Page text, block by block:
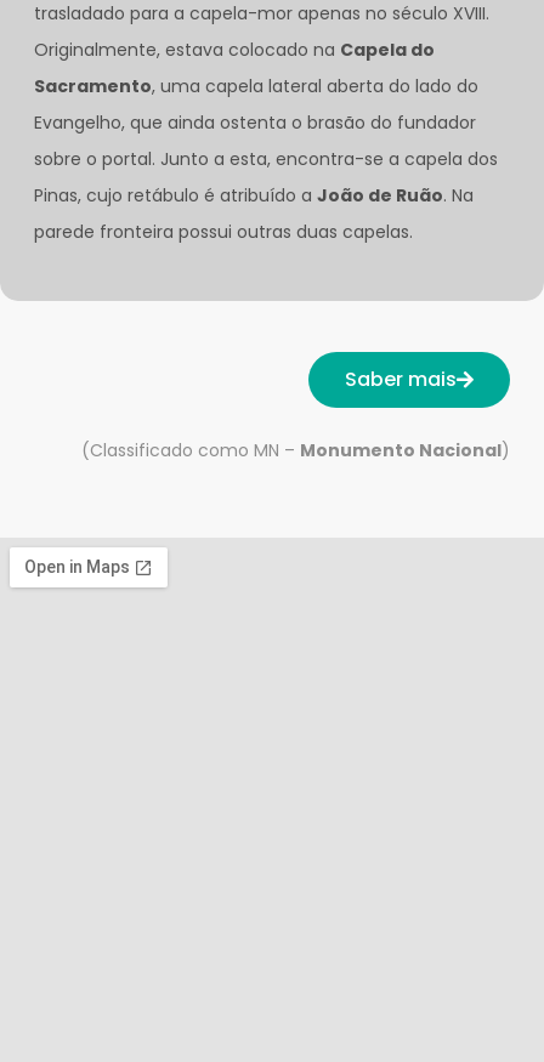
trasladado para a capela-mor apenas no século XVIII.
Originalmente, estava colocado na Capela do
Sacramento, uma capela lateral aberta do lado do
Evangelho, que ainda ostenta o brasão do fundador
sobre o portal. Junto a esta, encontra-se a capela dos
Pinas, cujo retábulo é atribuído a João de Ruão. Na
parede fronteira possui outras duas capelas.
Saber mais
(Classificado como MN – Monumento Nacional)